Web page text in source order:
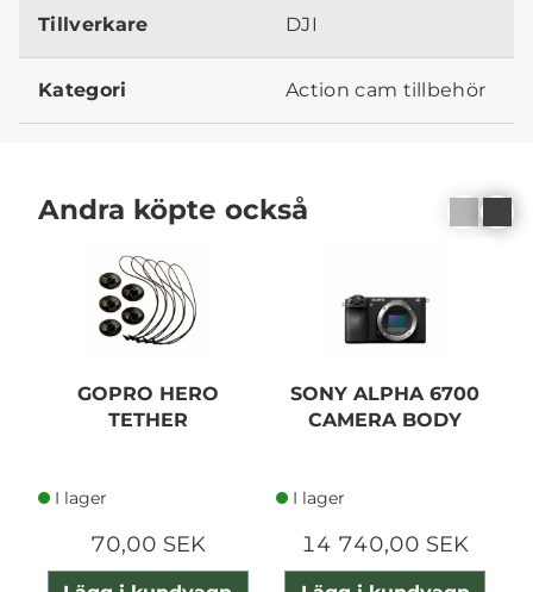
Tillverkare DJI
Kategori Action cam tillbehör
Andra köpte också
GOPRO HERO
TETHER
I lager
70,00 SEK
SONY ALPHA 6700
CAMERA BODY
I lager
14 740,00 SEK